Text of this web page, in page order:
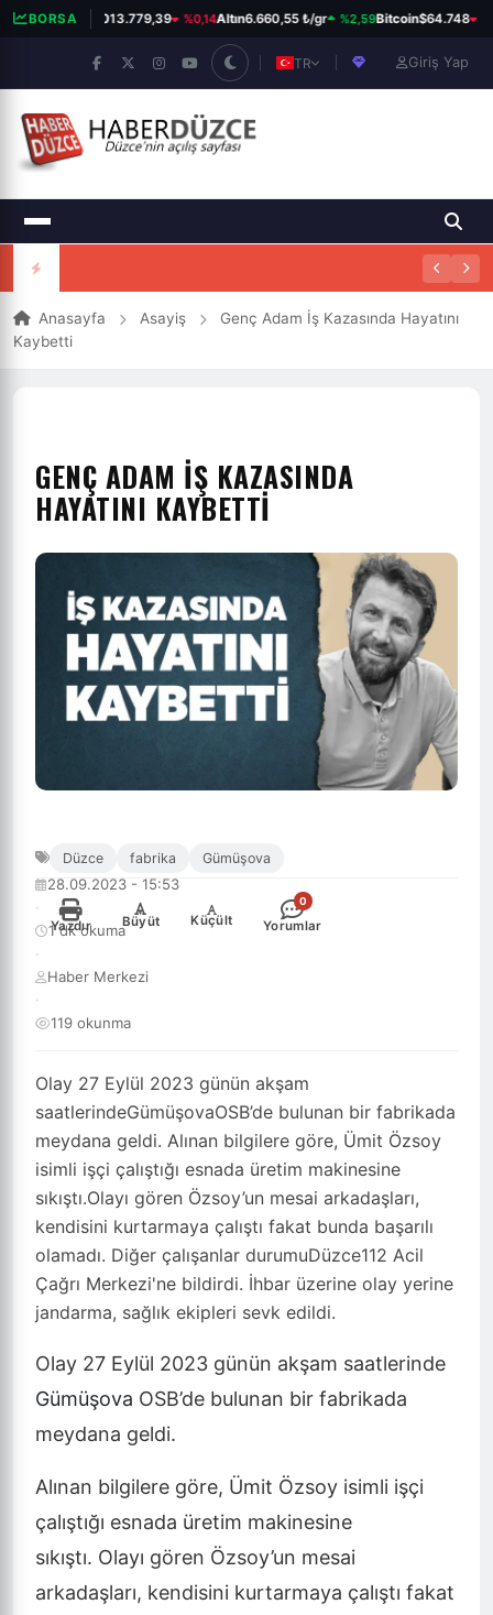
BORSA
BIST 100 13.779,39 %0,14Altın6.660,55 ₺/gr %2,59Bitcoin$64.748
TR Giriş Yap
Anasayfa Asayiş
Genç Adam İş Kazasında Hayatını
Kaybetti
GENÇ ADAM İŞ KAZASINDA
HAYATINI KAYBETTI
Olay 27 Eylül 2023 günün akşam
saatlerindeGümüşovaOSB’de bulunan bir fabrikada
meydana geldi. Alınan bilgilere göre, Ümit Özsoy
isimli işçi çalıştığı esnada üretim makinesine
sıkıştı.Olayı gören Özsoy’un mesai arkadaşları,
kendisini kurtarmaya çalıştı fakat bunda başarılı
olamadı. Diğer çalışanlar durumuDüzce112 Acil
Çağrı Merkezi'ne bildirdi. İhbar üzerine olay yerine
jandarma, sağlık ekipleri sevk edildi.
28.09.2023 - 15:53
·
1 dk okuma
·
Haber Merkezi
·
119 okunma
Yazdır
+
Büyüt
-
Küçült
0
Yorumlar
Olay 27 Eylül 2023 günün akşam saatlerinde
Gümüşova OSB’de bulunan bir fabrikada
meydana geldi.
Alınan bilgilere göre, Ümit Özsoy isimli işçi
çalıştığı esnada üretim makinesine
sıkıştı. Olayı gören Özsoy’un mesai
arkadaşları, kendisini kurtarmaya çalıştı fakat
Düzce fabrika Gümüşova